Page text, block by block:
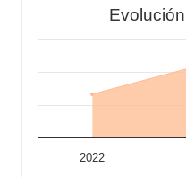
2022